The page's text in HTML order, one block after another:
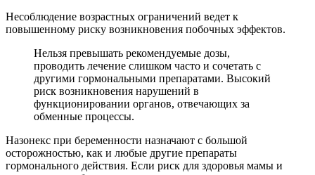
Несоблюдение возрастных ограничений ведет к
повышенному риску возникновения побочных эффектов.
Нельзя превышать рекомендуемые дозы,
проводить лечение слишком часто и сочетать с
другими гормональными препаратами. Высокий
риск возникновения нарушений в
функционировании органов, отвечающих за
обменные процессы.
Назонекс при беременности назначают с большой
осторожностью, как и любые другие препараты
гормонального действия. Если риск для здоровья мамы и